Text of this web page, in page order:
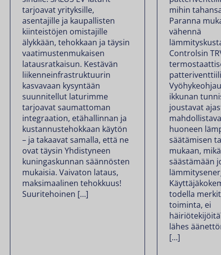
tarjoavat yrityksille,
asentajille ja kaupallisten
kiinteistöjen omistajille
älykkään, tehokkaan ja täysin
vaatimustenmukaisen
latausratkaisun. Kestävän
liikenneinfrastruktuurin
kasvavaan kysyntään
suunnitellut laturimme
tarjoavat saumattoman
integraation, etähallinnan ja
kustannustehokkaan käytön
– ja takaavat samalla, että ne
ovat täysin Yhdistyneen
kuningaskunnan säännösten
mukaisia. Vaivaton lataus,
maksimaalinen tehokkuus!
Suuritehoinen […]
mihin
Paranna
vähennä
Controlsin
ikkunan
joustavat
huoneen
säätämisen
mukaan,
säästämään
todella
toiminta, ei
lähes
[…]